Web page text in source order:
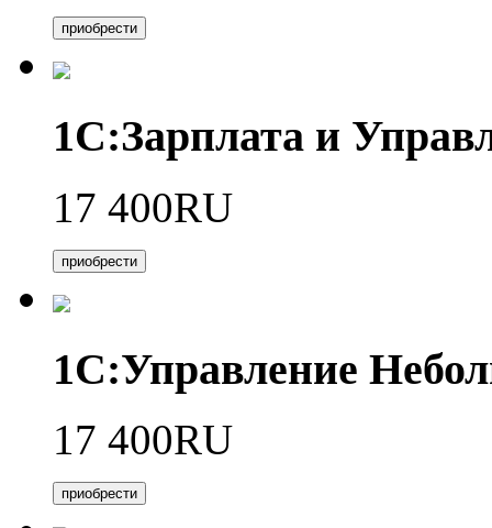
приобрести
1С:Зарплата и
17 400RU
приобрести
1С:Управление
17 400RU
приобрести